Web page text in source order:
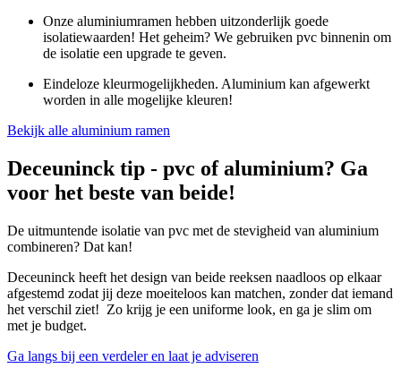
Onze aluminiumramen hebben uitzonderlijk goede
isolatiewaarden! Het geheim? We gebruiken pvc binnenin om
de isolatie een upgrade te geven.
Eindeloze kleurmogelijkheden. Aluminium kan afgewerkt
worden in alle mogelijke kleuren!
Bekijk alle aluminium ramen
Deceuninck tip - pvc of aluminium? Ga
voor het beste van beide!
De uitmuntende isolatie van pvc met de stevigheid van aluminium
combineren? Dat kan!
Deceuninck heeft het design van beide reeksen naadloos op elkaar
afgestemd zodat jij deze moeiteloos kan matchen, zonder dat iemand
het verschil ziet! Zo krijg je een uniforme look, en ga je slim om
met je budget.
Ga langs bij een verdeler en laat je adviseren